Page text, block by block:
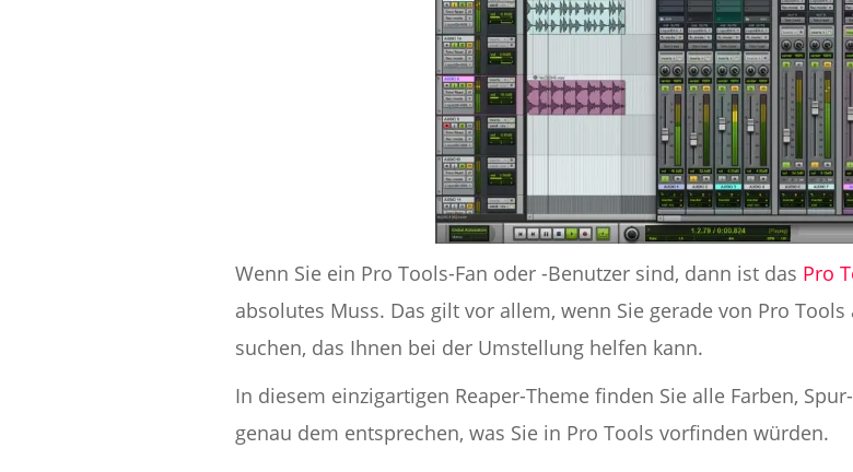
Wenn Sie ein Pro Tools-Fan oder -Benutzer sind, dann ist das Pro
absolutes Muss. Das gilt vor allem, wenn Sie gerade von Pro
suchen, das Ihnen bei der Umstellung helfen kann.
In diesem einzigartigen Reaper-Theme finden Sie alle Farben,
genau dem entsprechen, was Sie in Pro Tools vorfinden würden.